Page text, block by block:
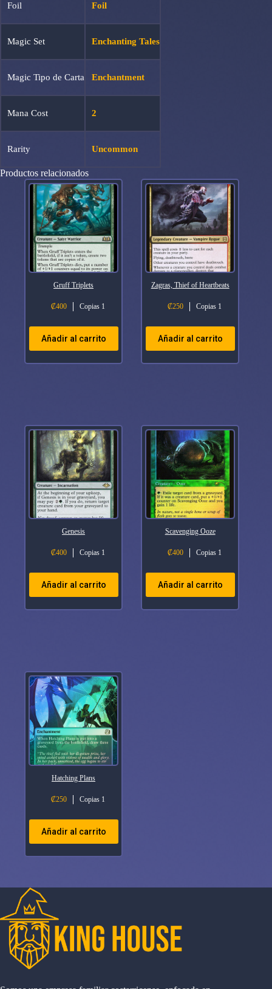
Foil Foil
Magic Set Enchanting Tales
Magic Tipo de Carta Enchantment
Mana Cost 2
Rarity Uncommon
Productos relacionados
Gruff Triplets
₡400 Copias 1
Añadir al carrito
Zagras, Thief of Heartbeats
₡250 Copias 1
Añadir al carrito
Genesis
₡400 Copias 1
Añadir al carrito
Scavenging Ooze
₡400 Copias 1
Añadir al carrito
Hatching Plans
₡250 Copias 1
Añadir al carrito